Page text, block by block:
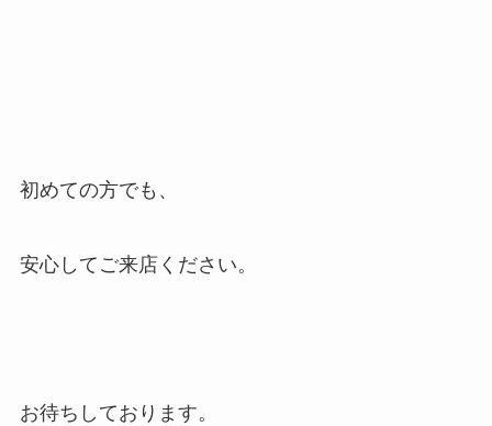
初めての方でも、
安心してご来店ください。
お待ちしております。